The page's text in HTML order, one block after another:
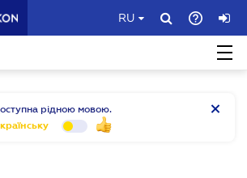
RU
рідною мовою.